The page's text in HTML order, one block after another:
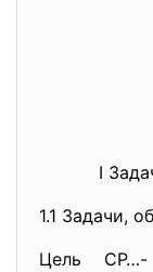
I
1.1 Задачи,
Цель